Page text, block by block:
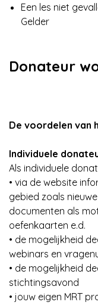
Een les niet
Gelder
Donateur
De voordelen van
Individuele
Als individuele
• via de website
gebied zoals
documenten als
oefenkaarten e.d.
• de mogelijkheid
webinars en
• de mogelijkheid
stichtingsavond
• jouw eigen MRT